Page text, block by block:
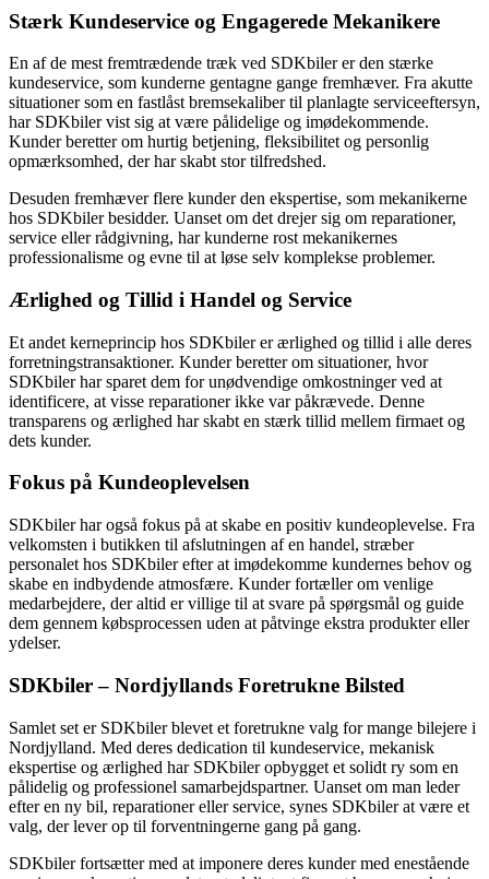
Stærk Kundeservice og Engagerede Mekanikere
En af de mest fremtrædende træk ved SDKbiler er den stærke
kundeservice, som kunderne gentagne gange fremhæver. Fra akutte
situationer som en fastlåst bremsekaliber til planlagte serviceeftersyn,
har SDKbiler vist sig at være pålidelige og imødekommende.
Kunder beretter om hurtig betjening, fleksibilitet og personlig
opmærksomhed, der har skabt stor tilfredshed.
Desuden fremhæver flere kunder den ekspertise, som mekanikerne
hos SDKbiler besidder. Uanset om det drejer sig om reparationer,
service eller rådgivning, har kunderne rost mekanikernes
professionalisme og evne til at løse selv komplekse problemer.
Ærlighed og Tillid i Handel og Service
Et andet kerneprincip hos SDKbiler er ærlighed og tillid i alle deres
forretningstransaktioner. Kunder beretter om situationer, hvor
SDKbiler har sparet dem for unødvendige omkostninger ved at
identificere, at visse reparationer ikke var påkrævede. Denne
transparens og ærlighed har skabt en stærk tillid mellem firmaet og
dets kunder.
Fokus på Kundeoplevelsen
SDKbiler har også fokus på at skabe en positiv kundeoplevelse. Fra
velkomsten i butikken til afslutningen af en handel, stræber
personalet hos SDKbiler efter at imødekomme kundernes behov og
skabe en indbydende atmosfære. Kunder fortæller om venlige
medarbejdere, der altid er villige til at svare på spørgsmål og guide
dem gennem købsprocessen uden at påtvinge ekstra produkter eller
ydelser.
SDKbiler – Nordjyllands Foretrukne Bilsted
Samlet set er SDKbiler blevet et foretrukne valg for mange bilejere i
Nordjylland. Med deres dedication til kundeservice, mekanisk
ekspertise og ærlighed har SDKbiler opbygget et solidt ry som en
pålidelig og professionel samarbejdspartner. Uanset om man leder
efter en ny bil, reparationer eller service, synes SDKbiler at være et
valg, der lever op til forventningerne gang på gang.
SDKbiler fortsætter med at imponere deres kunder med enestående